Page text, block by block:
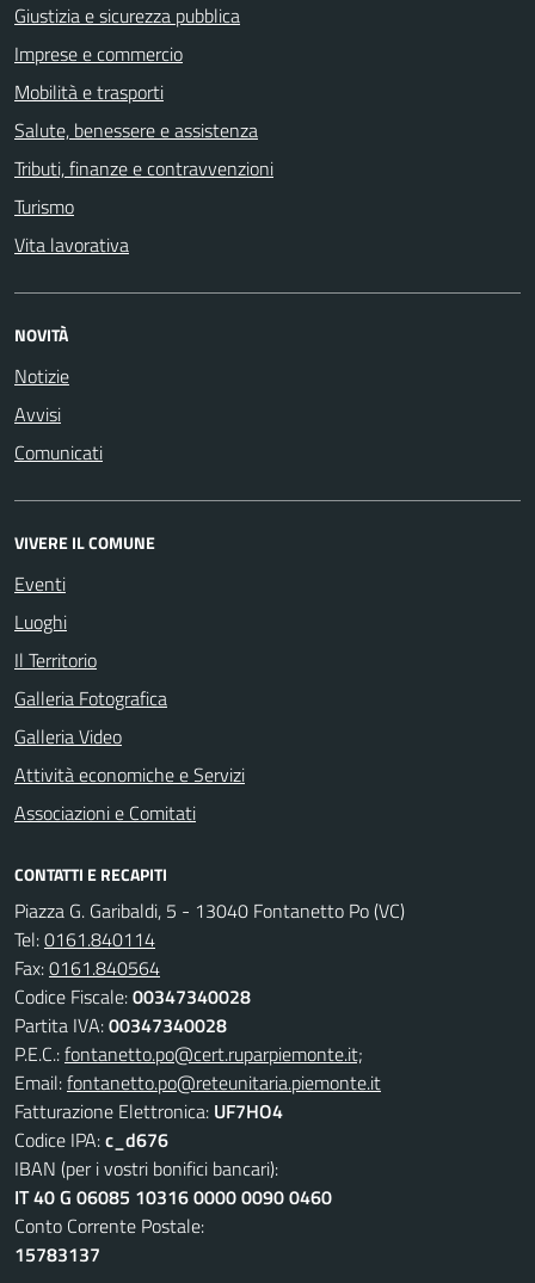
Giustizia e sicurezza pubblica
Imprese e commercio
Mobilità e trasporti
Salute, benessere e assistenza
Tributi, finanze e contravvenzioni
Turismo
Vita lavorativa
NOVITÀ
Notizie
Avvisi
Comunicati
VIVERE IL COMUNE
Eventi
Luoghi
Il Territorio
Galleria Fotografica
Galleria Video
Attività economiche e Servizi
Associazioni e Comitati
CONTATTI E RECAPITI
Piazza G. Garibaldi, 5 - 13040 Fontanetto Po (VC)
Tel:0161.840114
Fax:0161.840564
Codice Fiscale:00347340028
Partita IVA:00347340028
P.E.C.:fontanetto.po@cert.ruparpiemonte.it;
Email:fontanetto.po@reteunitaria.piemonte.it
Fatturazione Elettronica: UF7HO4
Codice IPA:c_d676
IBAN (per i vostri bonifici bancari):
IT 40 G 06085 10316 0000 0090 0460
Conto Corrente Postale:
15783137